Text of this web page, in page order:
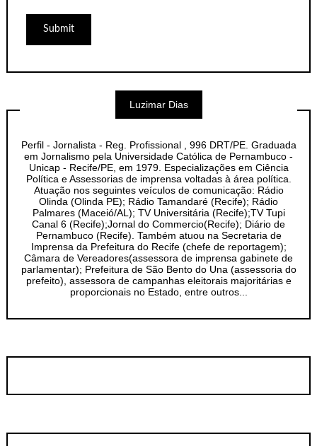
Luzimar Dias
Perfil - Jornalista - Reg. Profissional , 996 DRT/PE. Graduada
em Jornalismo pela Universidade Católica de Pernambuco -
Unicap - Recife/PE, em 1979. Especializações em Ciência
Política e Assessorias de imprensa voltadas à área política.
Atuação nos seguintes veículos de comunicação: Rádio
Olinda (Olinda PE); Rádio Tamandaré (Recife); Rádio
Palmares (Maceió/AL); TV Universitária (Recife);TV Tupi
Canal 6 (Recife);Jornal do Commercio(Recife); Diário de
Pernambuco (Recife). Também atuou na Secretaria de
Imprensa da Prefeitura do Recife (chefe de reportagem);
Câmara de Vereadores(assessora de imprensa gabinete de
parlamentar); Prefeitura de São Bento do Una (assessoria do
prefeito), assessora de campanhas eleitorais majoritárias e
proporcionais no Estado, entre outros...